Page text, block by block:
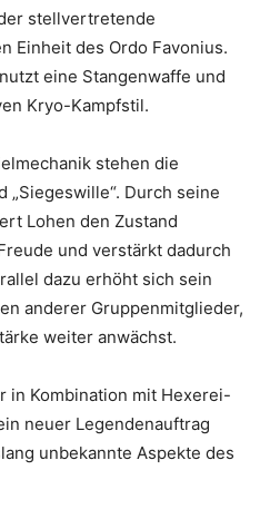
stellvertretende
Einheit des Ordo Favonius.
eine Stangenwaffe und
Kryo-Kampfstil.
stehen die
„Siegeswille“. Durch seine
Lohen den Zustand
und verstärkt dadurch
dazu erhöht sich sein
anderer Gruppenmitglieder,
weiter anwächst.
in Kombination mit Hexerei-
neuer Legendenauftrag
unbekannte Aspekte des